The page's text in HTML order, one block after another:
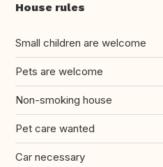
House rules
Small children are welcome
Pets are welcome
Non-smoking house
Pet care wanted
Car necessary